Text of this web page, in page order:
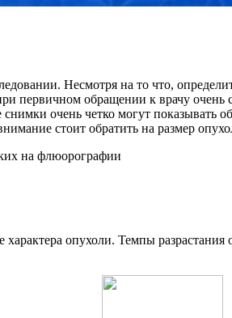
Несмотря на то что,
первичном обращении к врачу
очень четко могут показывать
стоит обратить на размер
опухоли. Темпы